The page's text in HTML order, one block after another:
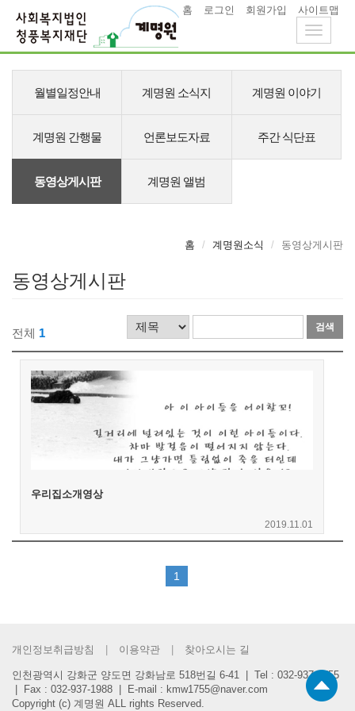
홈 로그인 회원가입
사이트맵
Toggle
메
월별일정안내 계명원 소식지 계명원 이야기
계명원 간행물 언론보도자료 주간 식단표
동영상게시판 계명원 앨범
홈 계명원소식 동영상게시판
동영상게시판
전체 1
검
하
기
력
우리집소개영상
2019.11.01
1
개인정보취급방침 이용약관 찾아오시는 길
인천광역시 강화군 양도면 강화남로 518번길 6-41 | Tel : 032-937-1755
| Fax : 032-937-1988 | E-mail : kmw1755@naver.com
Copyright (c) 계명원 ALL rights Reserved.